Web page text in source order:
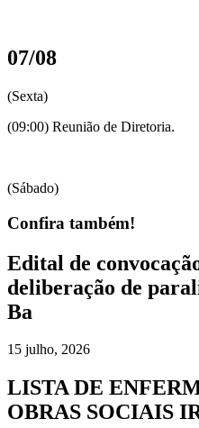
07/08
(Sexta)
(09:00) Reunião de Diretoria.
(Sábado)
Confira também!
Edital de
deliberação de
Ba
15 julho, 2026
LISTA DE
OBRAS SOCIAIS